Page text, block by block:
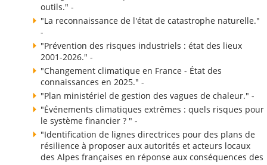
outils." -
"La reconnaissance de l'état de catastrophe naturelle."
-
"Prévention des risques industriels : état des lieux
2001-2026." -
"Changement climatique en France - État des
connaissances en 2025." -
"Plan ministériel de gestion des vagues de chaleur." -
"Événements climatiques extrêmes : quels risques pour
le système financier ? " -
"Identification de lignes directrices pour des plans de
résilience à proposer aux autorités et acteurs locaux
des Alpes françaises en réponse aux conséquences des